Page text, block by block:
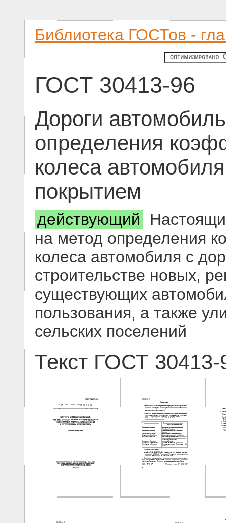
Библиотека ГОСТов -
ГОСТ 30413-96
Дороги
определения
колеса
покрытием
действующий
на метод определения
колеса автомобиля с
строительстве новых,
существующих
пользования, а также
сельских поселений
Текст ГОСТ 30413-